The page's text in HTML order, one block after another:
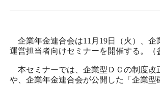
検定試験
ビジネス交流
日本商工会議所とは
組織概要
企業年金連合会は11月19日（火）、企
運営担当者向けセミナーを開催する。（
本セミナーでは、企業型ＤＣの制度改
や、企業年金連合会が公開した「企業